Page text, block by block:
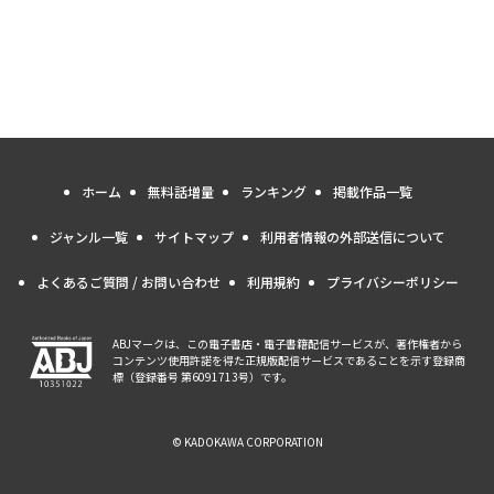
ホーム 無料話増量 ランキング 掲載作品一覧
ジャンル一覧 サイトマップ 利用者情報の外部送信について
よくあるご質問 / お問い合わせ 利用規約 プライバシーポリシー
ABJマークは、この電子書店・電子書籍配信サービスが、著作権者から
コンテンツ使用許諾を得た正規版配信サービスであることを示す登録商
標（登録番号 第6091713号）です。
© KADOKAWA CORPORATION